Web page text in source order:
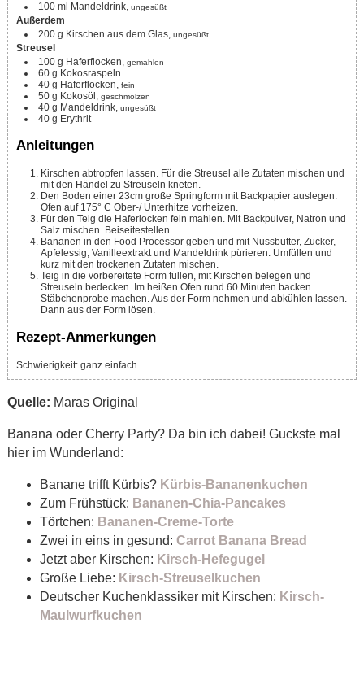
100 ml Mandeldrink, ungesüßt
Außerdem
200 g Kirschen aus dem Glas, ungesüßt
Streusel
100 g Haferflocken, gemahlen
60 g Kokosraspeln
40 g Haferflocken, fein
50 g Kokosöl, geschmolzen
40 g Mandeldrink, ungesüßt
40 g Erythrit
Anleitungen
Kirschen abtropfen lassen. Für die Streusel alle Zutaten mischen und
mit den Händel zu Streuseln kneten.
Den Boden einer 23cm große Springform mit Backpapier auslegen.
Ofen auf 175° C Ober-/ Unterhitze vorheizen.
Für den Teig die Haferlocken fein mahlen. Mit Backpulver, Natron und
Salz mischen. Beiseitestellen.
Bananen in den Food Processor geben und mit Nussbutter, Zucker,
Apfelessig, Vanilleextrakt und Mandeldrink pürieren. Umfüllen und
kurz mit den trockenen Zutaten mischen.
Teig in die vorbereitete Form füllen, mit Kirschen belegen und
Streuseln bedecken. Im heißen Ofen rund 60 Minuten backen.
Stäbchenprobe machen. Aus der Form nehmen und abkühlen lassen.
Dann aus der Form lösen.
Rezept-Anmerkungen
Schwierigkeit: ganz einfach
Quelle: Maras Original
Banana oder Cherry Party? Da bin ich dabei! Guckste mal
hier im Wunderland:
Banane trifft Kürbis? Kürbis-Bananenkuchen
Zum Frühstück: Bananen-Chia-Pancakes
Törtchen: Bananen-Creme-Torte
Zwei in eins in gesund: Carrot Banana Bread
Jetzt aber Kirschen: Kirsch-Hefegugel
Große Liebe: Kirsch-Streuselkuchen
Deutscher Kuchenklassiker mit Kirschen: Kirsch-
Maulwurfkuchen